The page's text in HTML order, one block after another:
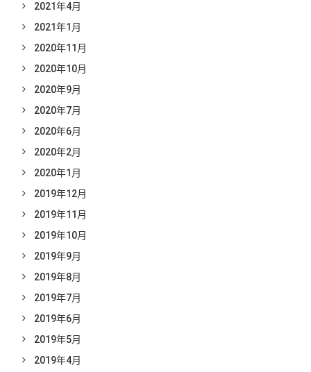
2021年4月
2021年1月
2020年11月
2020年10月
2020年9月
2020年7月
2020年6月
2020年2月
2020年1月
2019年12月
2019年11月
2019年10月
2019年9月
2019年8月
2019年7月
2019年6月
2019年5月
2019年4月